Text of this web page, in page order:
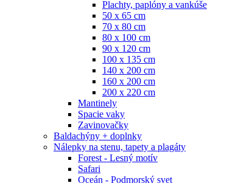
Plachty, paplóny a vankúše
50 x 65 cm
70 x 80 cm
80 x 100 cm
90 x 120 cm
100 x 135 cm
140 x 200 cm
160 x 200 cm
200 x 220 cm
Mantinely
Spacie vaky
Zavinovačky
Baldachýny + doplnky
Nálepky na stenu, tapety a plagáty
Forest - Lesný motív
Safari
Oceán - Podmorský svet